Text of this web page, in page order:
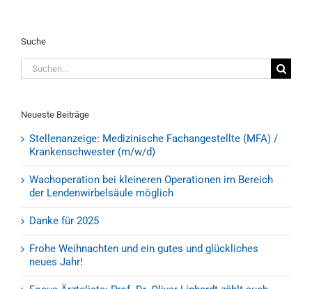
Suche
Suche
nach:
Neueste Beiträge
Stellenanzeige: Medizinische Fachangestellte (MFA) /
Krankenschwester (m/w/d)
Wachoperation bei kleineren Operationen im Bereich
der Lendenwirbelsäule möglich
Danke für 2025
Frohe Weihnachten und ein gutes und glückliches
neues Jahr!